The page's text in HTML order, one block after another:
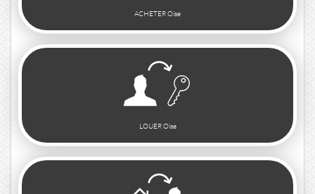
ACHETER Oise
LOUER Oise